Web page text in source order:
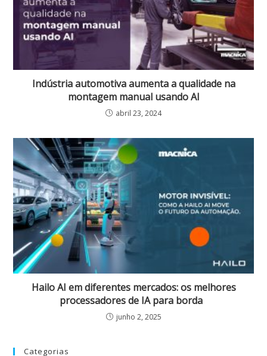
Indústria automotiva aumenta a qualidade na
montagem manual usando AI
abril 23, 2024
Hailo AI em diferentes mercados: os melhores
processadores de IA para borda
junho 2, 2025
Categorias